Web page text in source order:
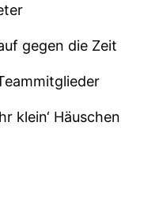
gegen die Zeit
klein‘ Häuschen